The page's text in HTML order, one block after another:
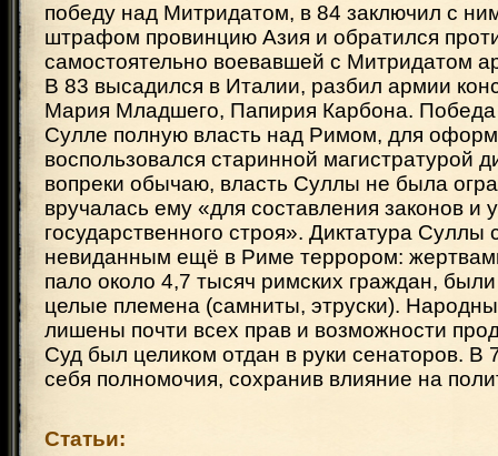
победу над Митридатом, в 84 заключил с
штрафом провинцию Азия и обратился
самостоятельно воевавшей с Митридатом
В 83 высадился в Италии, разбил армии
Мария Младшего, Папирия Карбона.
Сулле полную власть над Римом, для
воспользовался старинной магистратурой
вопреки обычаю, власть Суллы не была
вручалась ему «для составления законов и
государственного строя». Диктатура Суллы
невиданным ещё в Риме террором:
пало около 4,7 тысяч римских граждан,
целые племена (самниты, этруски).
лишены почти всех прав и возможности
Суд был целиком отдан в руки сенаторов. В
себя полномочия, сохранив влияние на
Статьи: